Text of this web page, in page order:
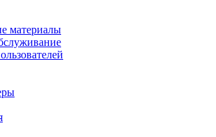
материалы